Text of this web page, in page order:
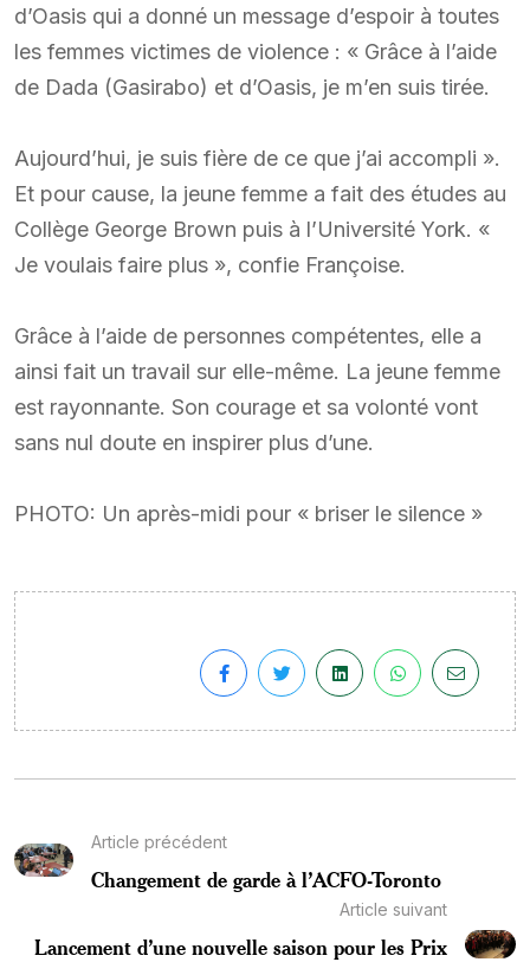
d’Oasis qui a donné un message d’espoir à toutes
les femmes victimes de violence : « Grâce à l’aide
de Dada (Gasirabo) et d’Oasis, je m’en suis tirée.
Aujourd’hui, je suis fière de ce que j’ai accompli ».
Et pour cause, la jeune femme a fait des études au
Collège George Brown puis à l’Université York. «
Je voulais faire plus », confie Françoise.
Grâce à l’aide de personnes compétentes, elle a
ainsi fait un travail sur elle-même. La jeune femme
est rayonnante. Son courage et sa volonté vont
sans nul doute en inspirer plus d’une.
PHOTO: Un après-midi pour « briser le silence »
Article précédent
Changement de garde à l’ACFO-Toronto
Article suivant
Lancement d’une nouvelle saison pour les Prix